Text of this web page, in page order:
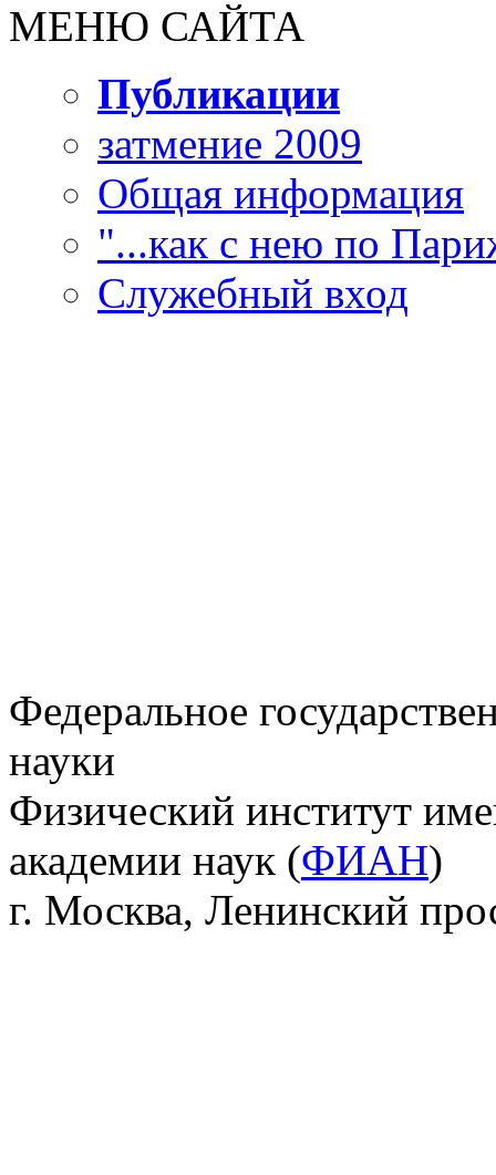
МЕНЮ САЙТА
Публикации
затмение 2009
Общая информация
"...как с нею по
Служебный вход
Федеральное
науки
Физический институт
академии наук (ФИАН)
г. Москва, Ленинский